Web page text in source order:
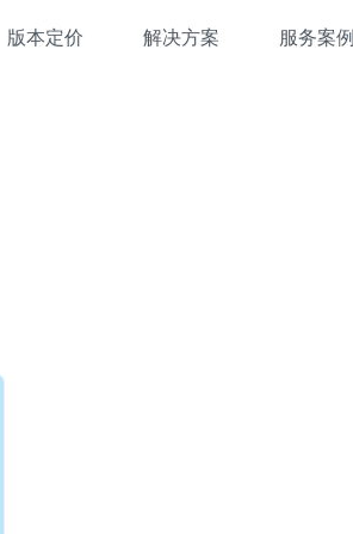
版本定价 解决方案 服务案例